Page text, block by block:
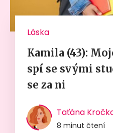
Láska
Kamila (43):
spí se svými
se za ni
Taťána
8 minut čtení